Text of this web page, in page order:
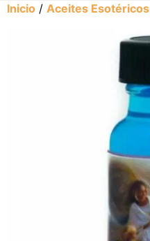
Inicio / Aceites Esotéricos